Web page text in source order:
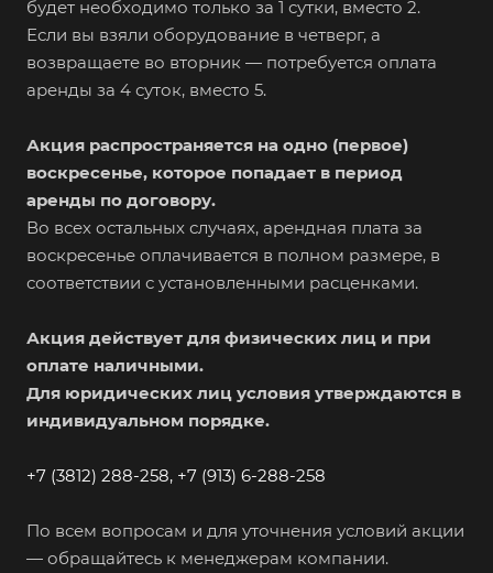
будет необходимо только за 1 сутки, вместо 2.
Если вы взяли оборудование в четверг, а
возвращаете во вторник — потребуется оплата
аренды за 4 суток, вместо 5.
Акция распространяется на одно (первое)
воскресенье, которое попадает в период
аренды по договору.
Во всех остальных случаях, арендная плата за
воскресенье оплачивается в полном размере, в
соответствии с установленными расценками.
Акция действует для физических лиц и при
оплате наличными.
Для юридических лиц условия утверждаются в
индивидуальном порядке.
+7 (3812) 288-258, +7 (913) 6-288-258
По всем вопросам и для уточнения условий акции
— обращайтесь к менеджерам компании.